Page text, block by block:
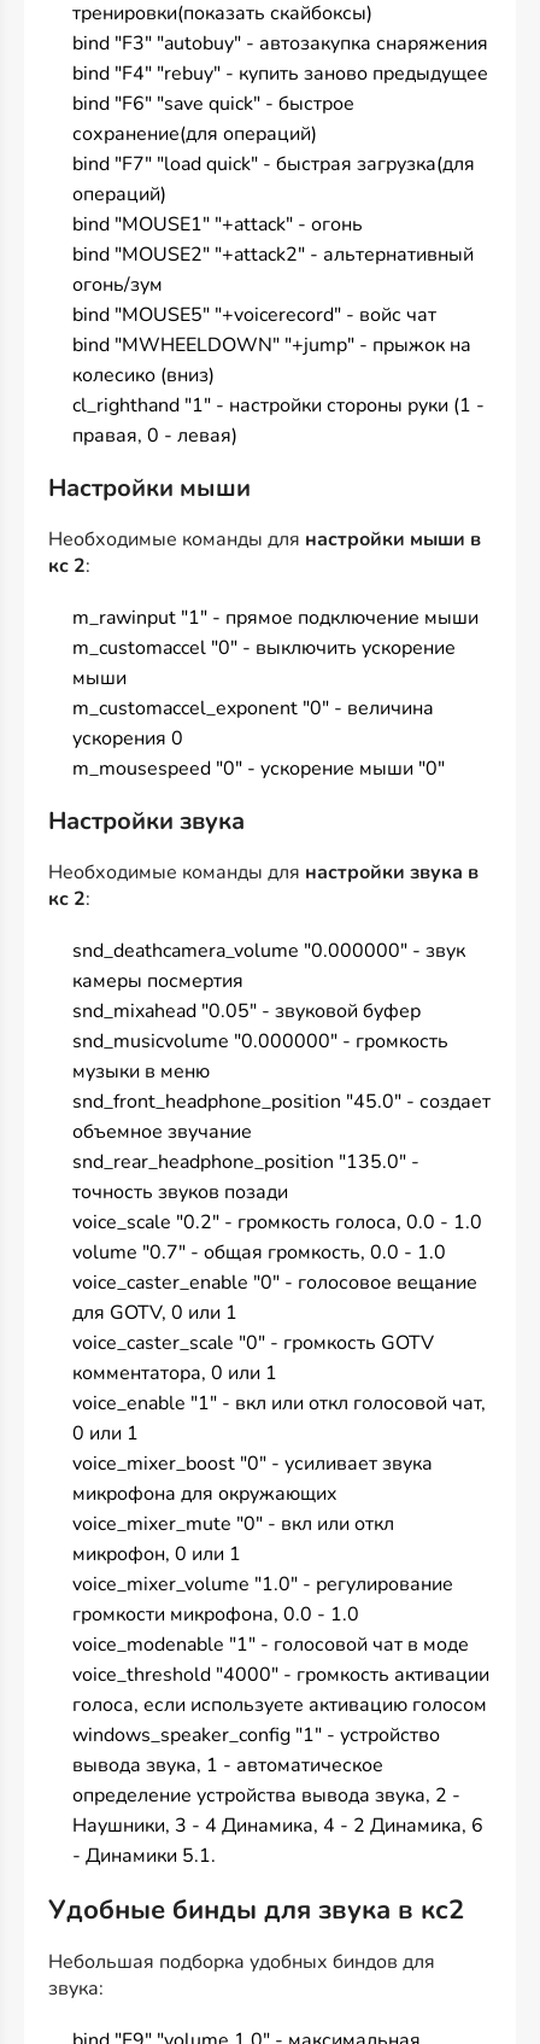
тренировки(показать скайбоксы)
bind "F3" "autobuy" - автозакупка снаряжения
bind "F4" "rebuy" - купить заново предыдущее
bind "F6" "save quick" - быстрое
сохранение(для операций)
bind "F7" "load quick" - быстрая загрузка(для
операций)
bind "MOUSE1" "+attack" - огонь
bind "MOUSE2" "+attack2" - альтернативный
огонь/зум
bind "MOUSE5" "+voicerecord" - войс чат
bind "MWHEELDOWN" "+jump" - прыжок на
колесико (вниз)
cl_righthand "1" - настройки стороны руки (1 -
правая, 0 - левая)
Настройки мыши
Необходимые команды для настройки мыши в
кс 2:
m_rawinput "1" - прямое подключение мыши
m_customaccel "0" - выключить ускорение
мыши
m_customaccel_exponent "0" - величина
ускорения 0
m_mousespeed "0" - ускорение мыши "0"
Настройки звука
Необходимые команды для настройки звука в
кс 2:
snd_deathcamera_volume "0.000000" - звук
камеры посмертия
snd_mixahead "0.05" - звуковой буфер
snd_musicvolume "0.000000" - громкость
музыки в меню
snd_front_headphone_position "45.0" - создает
объемное звучание
snd_rear_headphone_position "135.0" -
точность звуков позади
voice_scale "0.2" - громкость голоса, 0.0 - 1.0
volume "0.7" - общая громкость, 0.0 - 1.0
voice_caster_enable "0" - голосовое вещание
для GOTV, 0 или 1
voice_caster_scale "0" - громкость GOTV
комментатора, 0 или 1
voice_enable "1" - вкл или откл голосовой чат,
0 или 1
voice_mixer_boost "0" - усиливает звука
микрофона для окружающих
voice_mixer_mute "0" - вкл или откл
микрофон, 0 или 1
voice_mixer_volume "1.0" - регулирование
громкости микрофона, 0.0 - 1.0
voice_modenable "1" - голосовой чат в моде
voice_threshold "4000" - громкость активации
голоса, если используете активацию голосом
windows_speaker_config "1" - устройство
вывода звука, 1 - автоматическое
определение устройства вывода звука, 2 -
Наушники, 3 - 4 Динамика, 4 - 2 Динамика, 6
- Динамики 5.1.
Удобные бинды для звука в кс2
Небольшая подборка удобных биндов для
звука: